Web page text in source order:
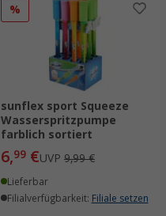
%
sunflex sport Squeeze
Wasserspritzpumpe
farblich sortiert
6,99 €UVP 9,99 €
Lieferbar
Filialverfügbarkeit: Filiale setzen